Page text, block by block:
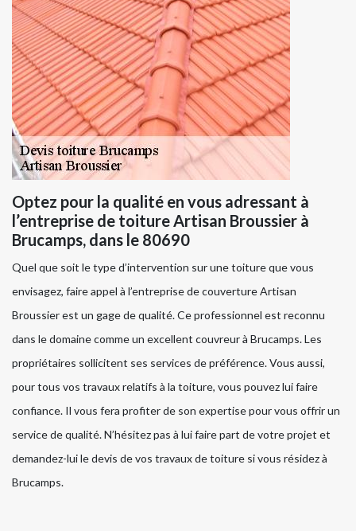
Optez pour la qualité en vous adressant à
l’entreprise de toiture Artisan Broussier à
Brucamps, dans le 80690
Quel que soit le type d’intervention sur une toiture que vous
envisagez, faire appel à l’entreprise de couverture Artisan
Broussier est un gage de qualité. Ce professionnel est reconnu
dans le domaine comme un excellent couvreur à Brucamps. Les
propriétaires sollicitent ses services de préférence. Vous aussi,
pour tous vos travaux relatifs à la toiture, vous pouvez lui faire
confiance. Il vous fera profiter de son expertise pour vous offrir un
service de qualité. N’hésitez pas à lui faire part de votre projet et
demandez-lui le devis de vos travaux de toiture si vous résidez à
Brucamps.